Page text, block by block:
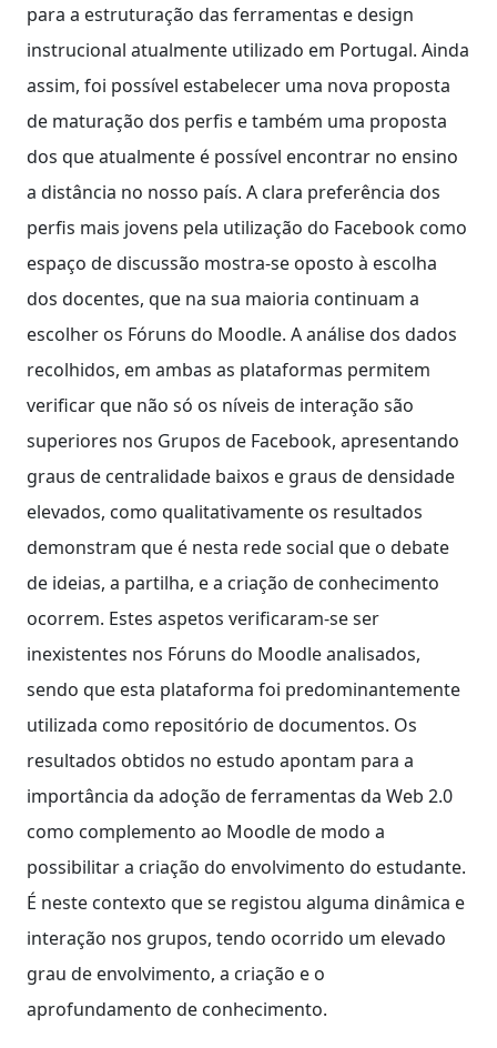
para a estruturação das ferramentas e design
instrucional atualmente utilizado em Portugal. Ainda
assim, foi possível estabelecer uma nova proposta
de maturação dos perfis e também uma proposta
dos que atualmente é possível encontrar no ensino
a distância no nosso país. A clara preferência dos
perfis mais jovens pela utilização do Facebook como
espaço de discussão mostra-se oposto à escolha
dos docentes, que na sua maioria continuam a
escolher os Fóruns do Moodle. A análise dos dados
recolhidos, em ambas as plataformas permitem
verificar que não só os níveis de interação são
superiores nos Grupos de Facebook, apresentando
graus de centralidade baixos e graus de densidade
elevados, como qualitativamente os resultados
demonstram que é nesta rede social que o debate
de ideias, a partilha, e a criação de conhecimento
ocorrem. Estes aspetos verificaram-se ser
inexistentes nos Fóruns do Moodle analisados,
sendo que esta plataforma foi predominantemente
utilizada como repositório de documentos. Os
resultados obtidos no estudo apontam para a
importância da adoção de ferramentas da Web 2.0
como complemento ao Moodle de modo a
possibilitar a criação do envolvimento do estudante.
É neste contexto que se registou alguma dinâmica e
interação nos grupos, tendo ocorrido um elevado
grau de envolvimento, a criação e o
aprofundamento de conhecimento.